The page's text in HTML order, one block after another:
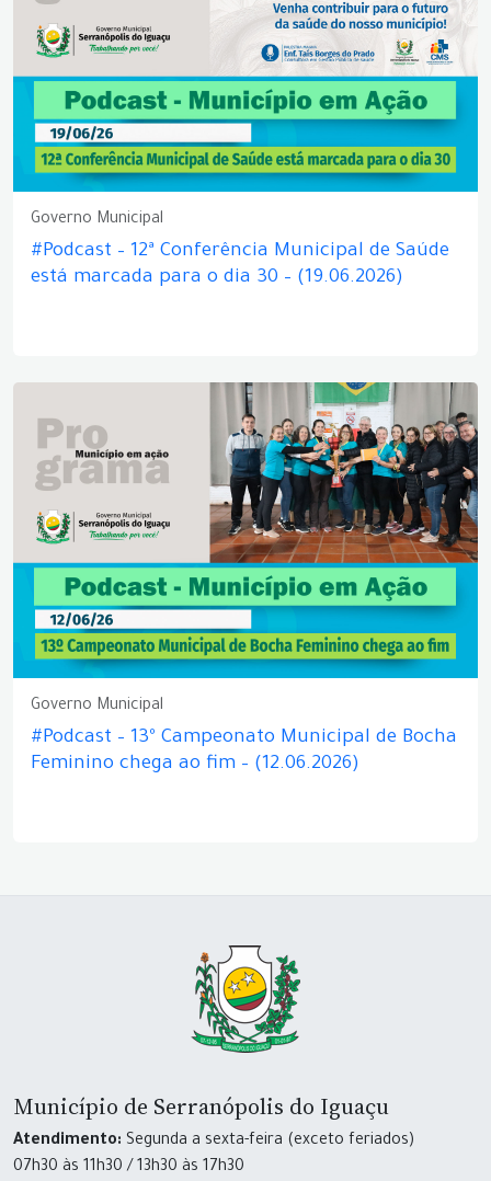
Governo Municipal
#Podcast – 12ª Conferência Municipal de Saúde
está marcada para o dia 30 – (19.06.2026)
Governo Municipal
#Podcast – 13º Campeonato Municipal de Bocha
Feminino chega ao fim – (12.06.2026)
Município de Serranópolis do Iguaçu
Atendimento: Segunda a sexta-feira (exceto feriados)
07h30 às 11h30 / 13h30 às 17h30